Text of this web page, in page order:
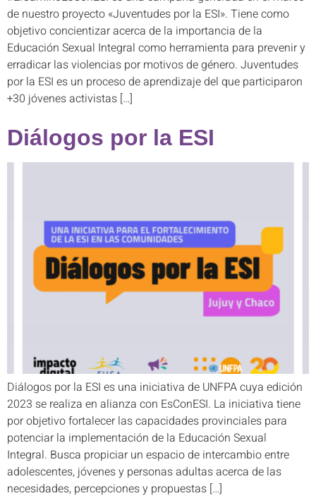
de nuestro proyecto «Juventudes por la ESI». Tiene como
objetivo concientizar acerca de la importancia de la
Educación Sexual Integral como herramienta para prevenir y
erradicar las violencias por motivos de género. Juventudes
por la ESI es un proceso de aprendizaje del que participaron
+30 jóvenes activistas […]
Diálogos por la ESI
Diálogos por la ESI es una iniciativa de UNFPA cuya edición
2023 se realiza en alianza con EsConESI. La iniciativa tiene
por objetivo fortalecer las capacidades provinciales para
potenciar la implementación de la Educación Sexual
Integral. Busca propiciar un espacio de intercambio entre
adolescentes, jóvenes y personas adultas acerca de las
necesidades, percepciones y propuestas […]